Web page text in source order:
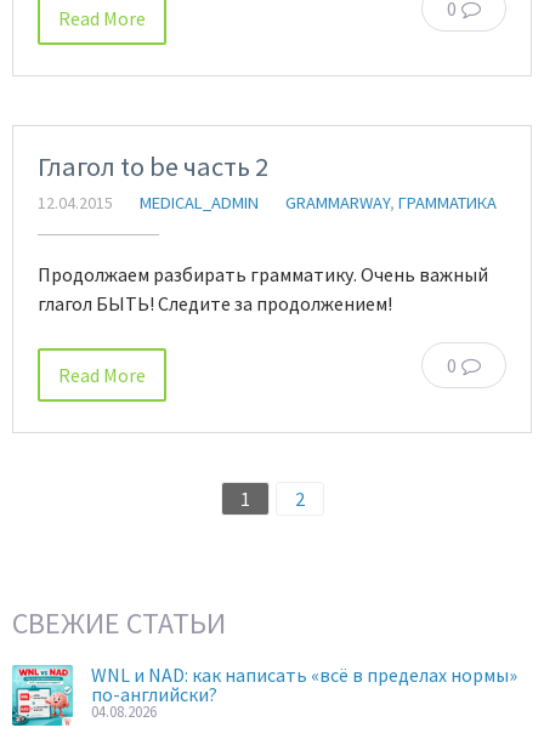
0
Read More
Глагол to be часть 2
12.04.2015 MEDICAL_ADMIN GRAMMARWAY, ГРАММАТИКА
Продолжаем разбирать грамматику. Очень важный
глагол БЫТЬ! Следите за продолжением!
0
Read More
1 2
СВЕЖИЕ СТАТЬИ
WNL и NAD: как написать «всё в пределах нормы»
по-английски?
04.08.2026